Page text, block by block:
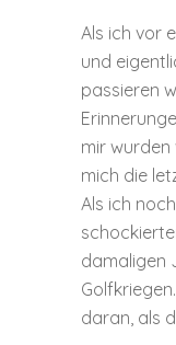
Als ich vor
und
passieren
mir
mich die
Als ich
damaligen
daran, als